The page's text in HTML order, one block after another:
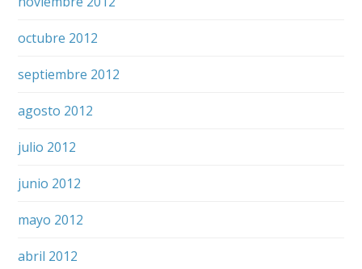
octubre 2012
septiembre 2012
agosto 2012
julio 2012
junio 2012
mayo 2012
abril 2012